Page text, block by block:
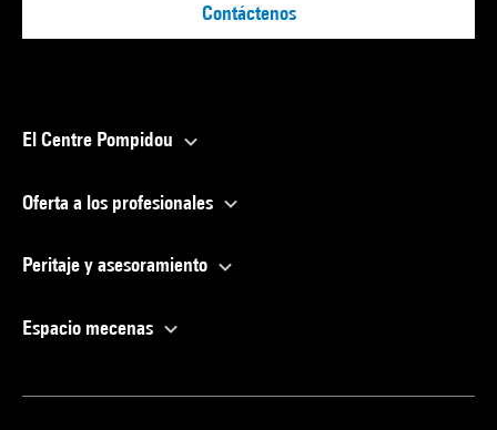
Contáctenos
El Centre Pompidou
Oferta a los profesionales
Peritaje y asesoramiento
Espacio mecenas